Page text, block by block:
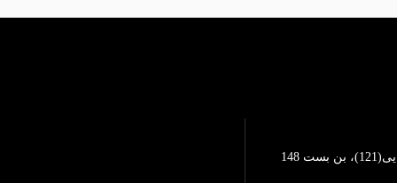
تهرانپارس، خیابان محمد رضایی(121)، بن بست 148